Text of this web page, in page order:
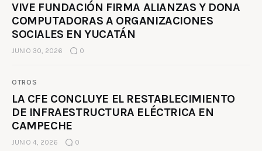
VIVE FUNDACIÓN FIRMA ALIANZAS Y DONA
COMPUTADORAS A ORGANIZACIONES
SOCIALES EN YUCATÁN
JUNIO 30, 2026 0
OTROS
LA CFE CONCLUYE EL RESTABLECIMIENTO
DE INFRAESTRUCTURA ELÉCTRICA EN
CAMPECHE
JUNIO 4, 2026 0